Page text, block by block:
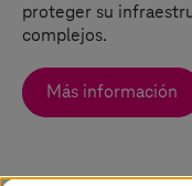
proteger su
complejos.
Más información